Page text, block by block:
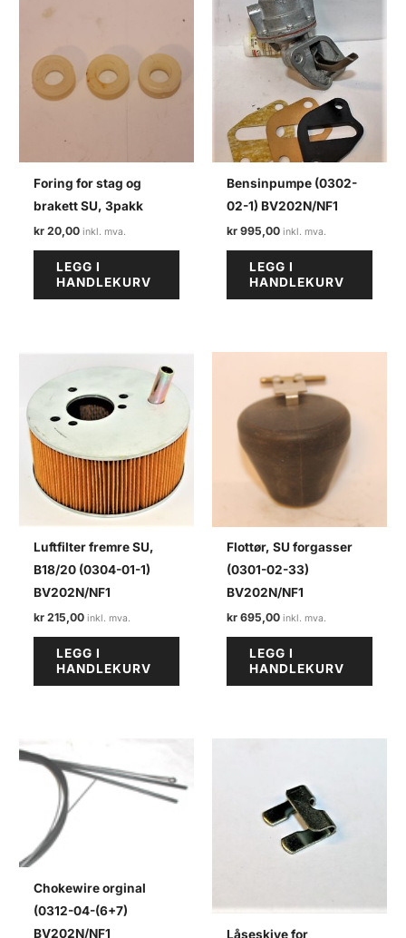
Foring for stag og
brakett SU, 3pakk
kr 20,00
LEGG I
HANDLEKURV
Bensinpumpe (0302-
02-1) BV202N/NF1
kr 995,00
LEGG I
HANDLEKURV
Luftfilter fremre SU,
B18/20 (0304-01-1)
BV202N/NF1
kr 215,00
LEGG I
HANDLEKURV
Flottør, SU forgasser
(0301-02-33)
BV202N/NF1
kr 695,00
LEGG I
HANDLEKURV
Chokewire orginal
(0312-04-(6+7)
BV202N/NF1
Låseskive for